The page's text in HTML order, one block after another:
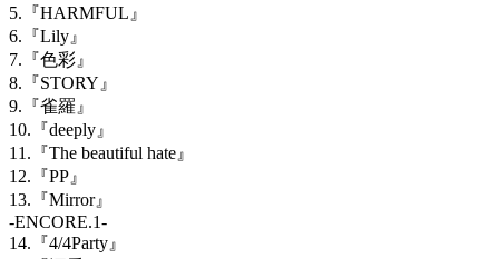
5. 『HARMFUL 』
6. 『Lily 』
7. 『色彩』
8. 『STORY 』
9. 『雀羅』
10. 『deeply 』
11. 『The beautiful hate 』
12. 『PP 』
13. 『Mirror』
-ENCORE.1-
14. 『4/4Party 』